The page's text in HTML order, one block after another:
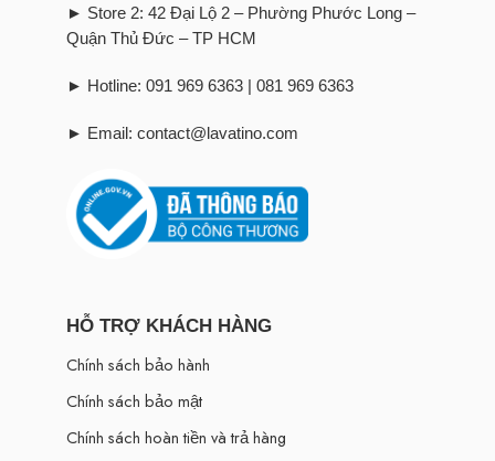
► Store 2: 42 Đại Lộ 2 – Phường Phước Long –
Quận Thủ Đức – TP HCM
► Hotline: 091 969 6363 | 081 969 6363
► Email: contact@lavatino.com
HỖ TRỢ KHÁCH HÀNG
Chính sách bảo hành
Chính sách bảo mật
Chính sách hoàn tiền và trả hàng